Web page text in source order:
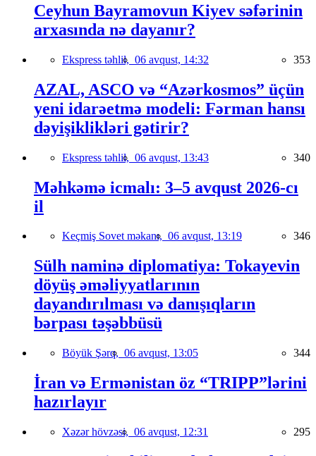
Ceyhun Bayramovun Kiyev səfərinin
arxasında nə dayanır?
Ekspress təhlil, 06 avqust, 14:32 353
AZAL, ASCO və “Azərkosmos” üçün
yeni idarəetmə modeli: Fərman hansı
dəyişiklikləri gətirir?
Ekspress təhlil, 06 avqust, 13:43 340
Məhkəmə icmalı: 3–5 avqust 2026-cı
il
Keçmiş Sovet məkanı, 06 avqust, 13:19 346
Sülh naminə diplomatiya: Tokayevin
döyüş əməliyyatlarının
dayandırılması və danışıqların
bərpası təşəbbüsü
Böyük Şərq, 06 avqust, 13:05 344
İran və Ermənistan öz “TRIPP”lərini
hazırlayır
Xəzər hövzəsi, 06 avqust, 12:31 295